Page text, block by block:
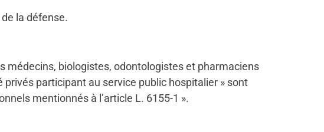
la défense.
médecins, biologistes, odontologistes et pharmaciens
participant au service public hospitalier » sont
mentionnés à l’article L. 6155-1 ».